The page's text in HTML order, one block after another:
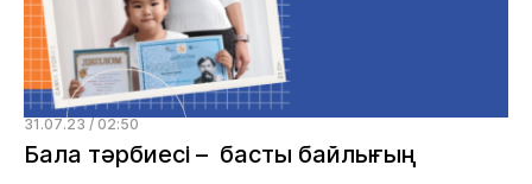
31.07.23 / 02:50
Бала тәрбиесі – басты байлығың